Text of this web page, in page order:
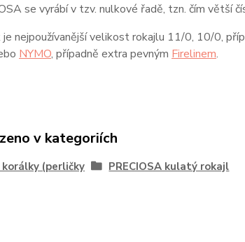
se vyrábí v tzv. nulkové řadě, tzn. čím
nejpoužívanější velikost rokajlu 11/0, 10/0,
NYMO, případně extra pevným Firelinem.
v kategoriích
(perličky
PRECIOSA kulatý rokajl